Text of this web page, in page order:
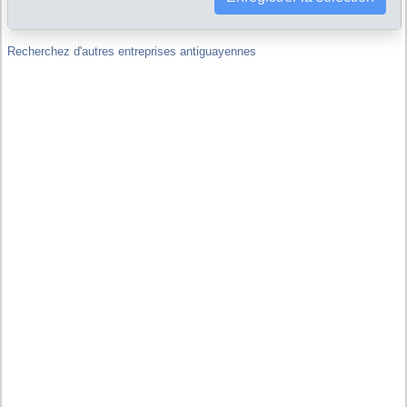
d'autres sociétés, y compris hors de Antigua et Barbuda ?
Recherchez d'autres entreprises antiguayennes